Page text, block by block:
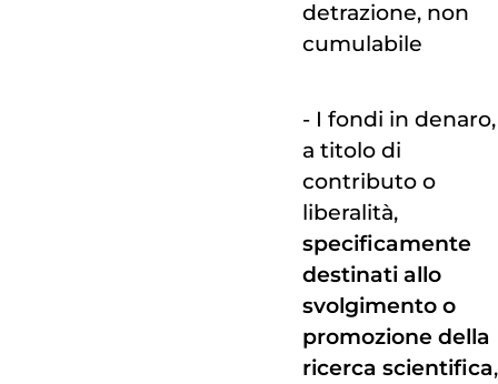
detrazione, non
cumulabile
- I fondi in denaro,
a titolo di
contributo o
liberalità,
specificamente
destinati allo
svolgimento o
promozione della
ricerca scientifica,